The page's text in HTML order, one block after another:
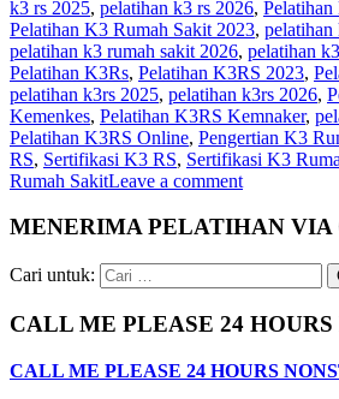
k3 rs 2025, pelatihan k3 rs 2026,
Pelatihan K3 Rumah Sakit 2023, pelatihan
pelatihan k3 rumah sakit 2026, pelatihan
Pelatihan K3Rs, Pelatihan K3RS 2023,
pelatihan k3rs 2025, pelatihan k3rs 2026,
Kemenkes, Pelatihan K3RS Kemnaker,
Pelatihan K3RS Online, Pengertian K3
RS, Sertifikasi K3 RS, Sertifikasi K3
Rumah SakitLeave a comment
MENERIMA PELATIHAN VIA
Cari untuk:
CALL ME PLEASE 24 HOURS
CALL ME PLEASE 24 HOURS